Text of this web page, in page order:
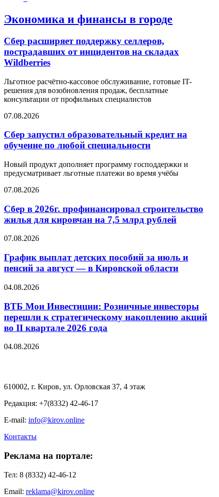
Экономика и финансы в городе
Сбер расширяет поддержку селлеров,
пострадавших от инцидентов на складах
Wildberries
Льготное расчётно-кассовое обслуживание, готовые IT-
решения для возобновления продаж, бесплатные
консультации от профильных специалистов
07.08.2026
Сбер запустил образовательный кредит на
обучение по любой специальности
Новый продукт дополняет программу господдержки и
предусматривает льготные платежи во время учёбы
07.08.2026
Сбер в 2026г. профинансировал строительство
жилья для кировчан на 7,5 млрд рублей
07.08.2026
График выплат детских пособий за июль и
пенсий за август — в Кировской области
04.08.2026
ВТБ Мои Инвестиции: Розничные инвесторы
перешли к стратегическому накоплению акций
во II квартале 2026 года
04.08.2026
610002, г. Киров, ул. Орловская 37, 4 этаж
Редакция: +7(8332) 42-46-17
E-mail: info@kirov.online
Контакты
Реклама на портале:
Тел: 8 (8332) 42-46-12
Email: reklama@kirov.online